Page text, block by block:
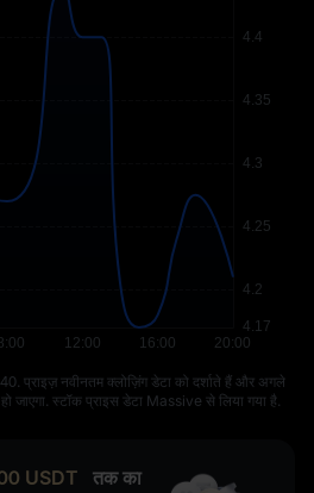
नवीनतम क्लोज़िंग डेटा को दर्शाते हैं और अगले
जाएगा. स्टॉक प्राइस डेटा Massive से लिया गया है.
USDT
तक का